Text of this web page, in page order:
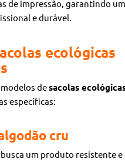
de impressão, garantindo um
e durável.
ecológicas
desacolas
específicas:
cru
um produto resistente e